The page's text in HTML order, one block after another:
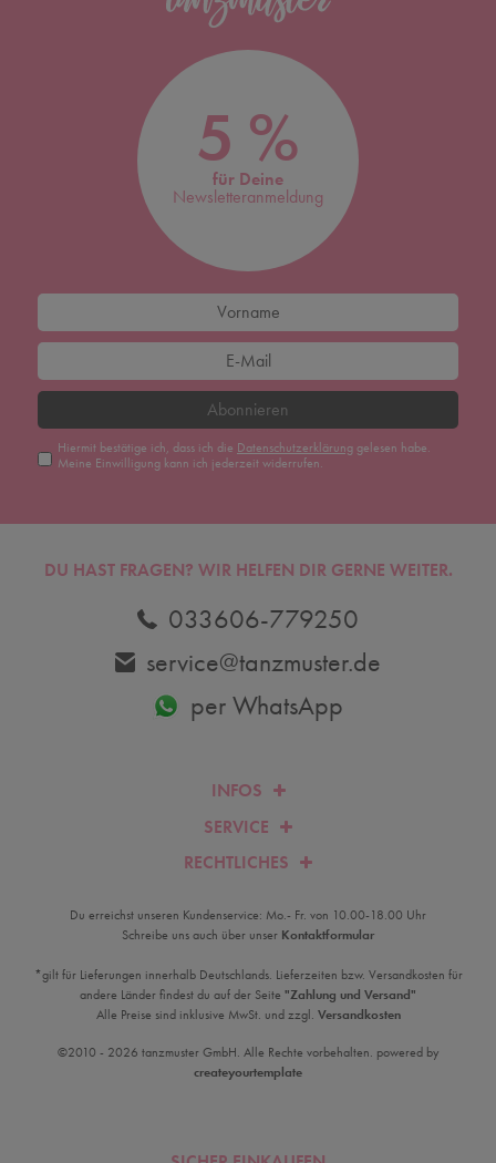
5 %
für Deine
Newsletteranmeldung
Abonnieren
Hiermit bestätige ich, dass ich die Daten­schutz­erklärunggelesen habe.
Meine Einwilligung kann ich jederzeit widerrufen.
INFOS
SERVICE
RECHTLICHES
DU HAST FRAGEN? WIR HELFEN DIR GERNE WEITER.
033606-779250
service@tanzmuster.de
per WhatsApp
Du erreichst unseren Kundenservice: Mo.- Fr. von 10.00-18.00 Uhr
Schreibe uns auch über unser Kontaktformular
*gilt für Lieferungen innerhalb Deutschlands. Lieferzeiten bzw. Versandkosten für
andere Länder findest du auf der Seite "Zahlung und Versand"
Alle Preise sind inklusive MwSt. und zzgl. Versandkosten
©2010 - 2026 tanzmuster GmbH. Alle Rechte vorbehalten. powered by
createyourtemplate